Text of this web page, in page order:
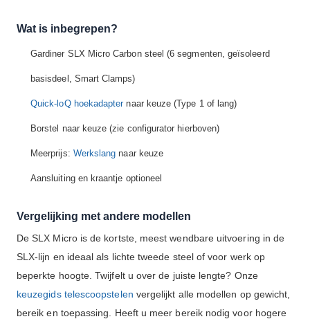
Wat is inbegrepen?
Gardiner SLX Micro Carbon steel (6 segmenten, geïsoleerd
basisdeel, Smart Clamps)
Quick-loQ hoekadapternaar keuze (Type 1 of lang)
Borstel naar keuze (zie configurator hierboven)
Meerprijs: Werkslang naar keuze
Aansluiting en kraantje optioneel
Vergelijking met andere modellen
De SLX Micro is de kortste, meest wendbare uitvoering in de
SLX-lijn en ideaal als lichte tweede steel of voor werk op
beperkte hoogte. Twijfelt u over de juiste lengte? Onze
keuzegids telescoopstelen vergelijkt alle modellen op gewicht,
bereik en toepassing. Heeft u meer bereik nodig voor hogere